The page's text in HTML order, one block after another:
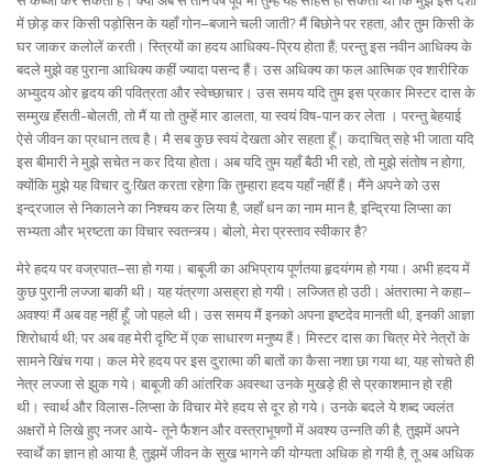
में छोड़ कर किसी पड़ोसिन के यहाँ गोन–बजाने चली जाती? मैं बिछोने पर रहता, और तुम किसी के
घर जाकर कलोलें करती। स्त्रियों का हदय आधिक्य-प्रिय होता हैं; परन्तु इस नवीन आधिक्य के
बदले मुझे वह पुराना आधिक्य कहीं ज्यादा पसन्द हैं। उस अधिक्य का फल आत्मिक एव शारीरिक
अभ्युदय ओर हृदय की पवित्रता और स्वेच्छाचार। उस समय यदि तुम इस प्रकार मिस्टर दास के
सम्मुख हॅंसती-बोलती, तो मैं या तो तुम्हें मार डालता, या स्वयं विष-पान कर लेता । परन्तु बेहयाई
ऐसे जीवन का प्रधान तत्व है। मै सब कुछ स्वयं देखता ओर सहता हूँ। कदाचित् सहे भी जाता यदि
इस बीमारी ने मुझे सचेत न कर दिया होता। अब यदि तुम यहाँ बैठी भी रहो, तो मुझे संतोष न होगा,
क्योंकि मुझे यह विचार दु:खित करता रहेगा कि तुम्हारा हदय यहाँ नहीं हैं। मैंने अपने को उस
इन्द्रजाल से निकालने का निश्चय कर लिया है, जहाँ धन का नाम मान है, इन्द्रिया लिप्सा का
सभ्यता और भ्रष्टता का विचार स्वतन्त्र्य। बोलो, मेरा प्रस्ताव स्वीकार है?
मेरे हदय पर वज्रपात–सा हो गया। बाबूजी का अभिप्राय पूर्णतया हृदयंगम हो गया। अभी हदय में
कुछ पुरानी लज्जा बाकी थी। यह यंत्रणा असह्रा हो गयी। लज्जित हो उठी। अंतरात्मा ने कहा–
अवश्य! मैं अब वह नहीं हूँ, जो पहले थी। उस समय मैं इनको अपना इष्टदेव मानती थी, इनकी आज्ञा
शिरोधार्य थी; पर अब वह मेरी दृष्टि में एक साधारण मनुष्य हैं। मिस्टर दास का चित्र मेरे नेत्रों के
सामने खिंच गया। कल मेरे हदय पर इस दुरात्मा की बातों का कैसा नशा छा गया था, यह सोचते ही
नेत्र लज्जा से झुक गये। बाबूजी की आंतरिक अवस्था उनके मुखड़े ही से प्रकाशमान हो रही
थी। स्वार्थ और विलास-लिप्सा के विचार मेरे हदय से दूर हो गये। उनके बदले ये शब्द ज्वलंत
अक्षरों मे लिखे हुए नजर आये- तूने फैशन और वस्त्राभूषणों में अवश्य उन्नति की है, तुझमें अपने
स्वार्थें का ज्ञान हो आया है, तुझमें जीवन के सुख भागने की योग्यता अधिक हो गयी है, तू अब अधिक